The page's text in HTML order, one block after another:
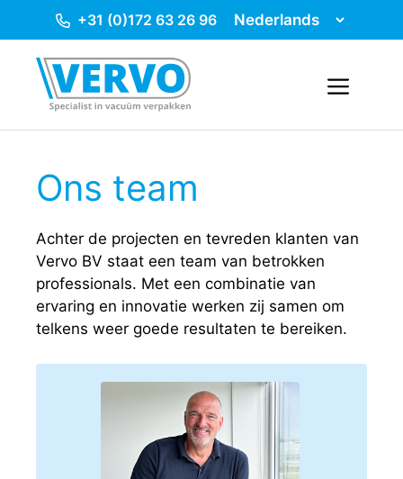
inhoud
+31 (0)172 63 26 96
Menu
Ons team
Achter de projecten en tevreden klanten van
Vervo BV staat een team van betrokken
professionals. Met een combinatie van
ervaring en innovatie werken zij samen om
telkens weer goede resultaten te bereiken.